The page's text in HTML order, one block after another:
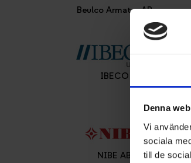
Denna
Vi
sociala
till de
Beulco Armatur AB
IBECO
NIBE AB